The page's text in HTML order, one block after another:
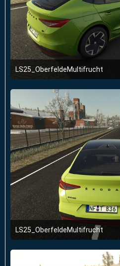
LS25_OberfeldeMultifrucht
2. Januar 2026 um 23:51
LS25_OberfeldeMultifrucht
2. Januar 2026 um 23:51